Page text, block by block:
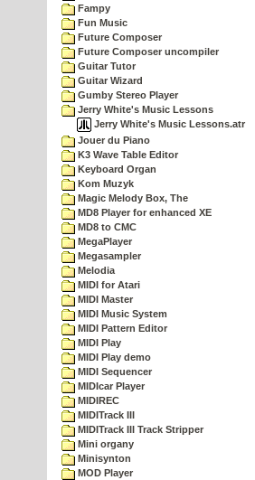
Fampy
Fun Music
Future Composer
Future Composer uncompiler
Guitar Tutor
Guitar Wizard
Gumby Stereo Player
Jerry White's Music Lessons
Jerry White's Music Lessons.atr
Jouer du Piano
K3 Wave Table Editor
Keyboard Organ
Kom Muzyk
Magic Melody Box, The
MD8 Player for enhanced XE
MD8 to CMC
MegaPlayer
Megasampler
Melodia
MIDI for Atari
MIDI Master
MIDI Music System
MIDI Pattern Editor
MIDI Play
MIDI Play demo
MIDI Sequencer
MIDIcar Player
MIDIREC
MIDITrack III
MIDITrack III Track Stripper
Mini organy
Minisynton
MOD Player